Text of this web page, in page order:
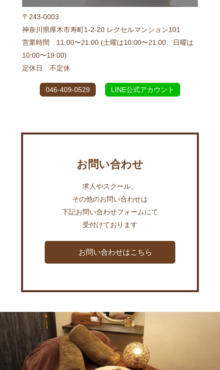
〒243-0003
神奈川県厚木市寿町1-2-20 レクセルマンション101
営業時間 11:00〜21:00 (土曜は10:00〜21:00、日曜は
10:00〜19:00)
定休日 不定休
046-409-0529 LINE公式アカウント
お問い合わせ
求人やスクール、
その他のお問い合わせは
下記お問い合わせフォームにて
受付けております
お問い合わせはこちら